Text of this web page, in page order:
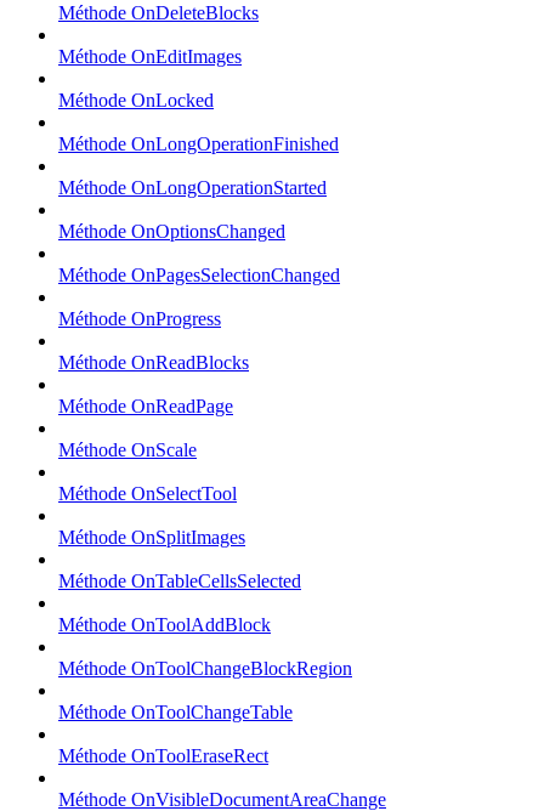
Méthode OnDeleteBlocks
Méthode OnEditImages
Méthode OnLocked
Méthode OnLongOperationFinished
Méthode OnLongOperationStarted
Méthode OnOptionsChanged
Méthode OnPagesSelectionChanged
Méthode OnProgress
Méthode OnReadBlocks
Méthode OnReadPage
Méthode OnScale
Méthode OnSelectTool
Méthode OnSplitImages
Méthode OnTableCellsSelected
Méthode OnToolAddBlock
Méthode OnToolChangeBlockRegion
Méthode OnToolChangeTable
Méthode OnToolEraseRect
Méthode OnVisibleDocumentAreaChange